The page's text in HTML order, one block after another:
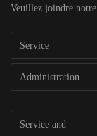
Veuillez joindre notre
Service
Administration
Service and